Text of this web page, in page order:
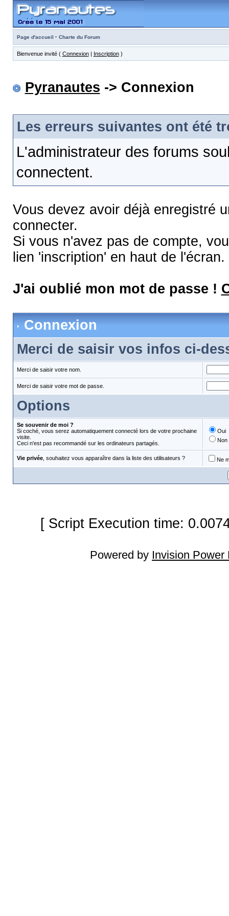
Page d'accueil · Charte du Forum
Bienvenue invité ( Connexion| Inscription)
Pyranautes -> Connexion
Les erreurs suivantes ont été
L'administrateur des forums
connectent.
Vous devez avoir déjà enregistré
connecter.
Si vous n'avez pas de compte,
lien 'inscription' en haut de l'écran.
J'ai oublié mon mot de passe !
Connexion
Merci de saisir vos infos ci-
Merci de saisir votre nom.
Merci de saisir votre mot de passe.
Options
Se souvenir de moi ?
Si coché, vous serez automatiquement connecté lors de votre prochaine
visite.
Ceci n'est pas recommandé sur les ordinateurs partagés.
Oui
Non
Vie privée, souhaitez vous apparaître dans la liste des utilisateurs ? Ne
[ Script Execution time:
Powered by Invision Power